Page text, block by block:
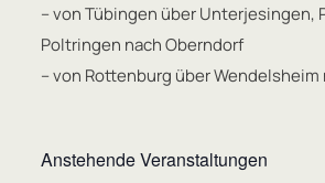
– von Tübingen über Unterjesingen,
Poltringen nach Oberndorf
– von Rottenburg über
Anstehende Veranstaltungen